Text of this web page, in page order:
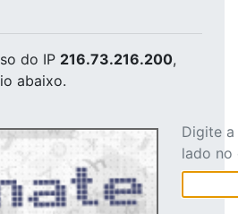
do IP 216.73.216.200,
abaixo.
Digite
lado no